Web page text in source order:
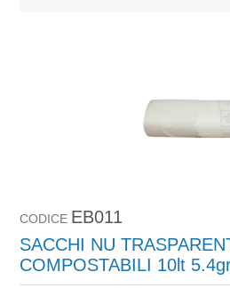
CODICE EB011
SACCHI NU
COMPOSTABILI 10lt